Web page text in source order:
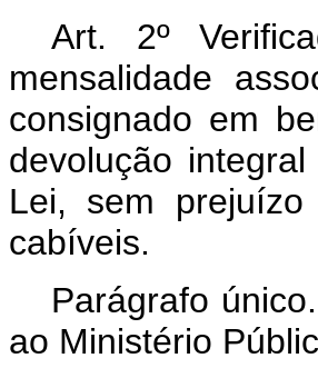
Art. 2º
mensalidade
consignado em
devolução
Lei, sem
cabíveis.
Parágrafo
ao Ministério